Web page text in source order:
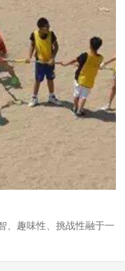
、趣味性、挑战性融于一